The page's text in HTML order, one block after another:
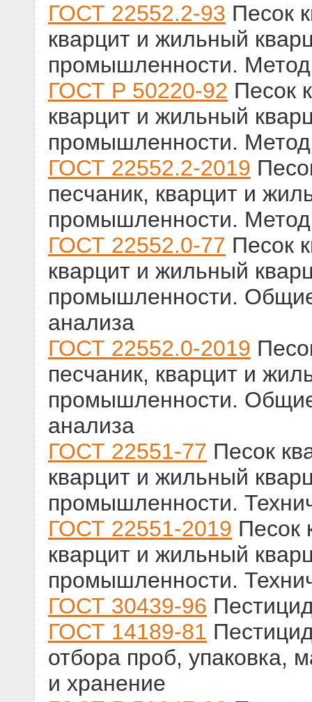
ГОСТ 22552.2-93 Песок
кварцит и жильный
промышленности.
ГОСТ Р 50220-92 Песок
кварцит и жильный
промышленности.
ГОСТ 22552.2-2019
песчаник, кварцит и
промышленности.
ГОСТ 22552.0-77 Песок
кварцит и жильный
промышленности.
анализа
ГОСТ 22552.0-2019
песчаник, кварцит и
промышленности.
анализа
ГОСТ 22551-77 Песок
кварцит и жильный
промышленности.
ГОСТ 22551-2019 Песок
кварцит и жильный
промышленности.
ГОСТ 30439-96
ГОСТ 14189-81
отбора проб, упаковка,
и хранение